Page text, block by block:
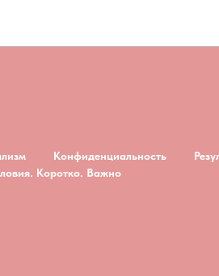
Конфиденциальность
Коротко. Важно